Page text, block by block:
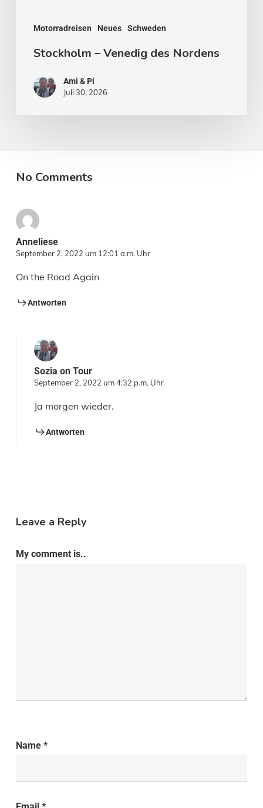
Motorradreisen Neues Schweden
Stockholm – Venedig des Nordens
Ami & Pi
Juli 30, 2026
No Comments
Anneliese
September 2, 2022 um 12:01 a.m. Uhr
On the Road Again
Antworten
Sozia on Tour
September 2, 2022 um 4:32 p.m. Uhr
Ja morgen wieder.
Antworten
Leave a Reply
My comment is..
Name *